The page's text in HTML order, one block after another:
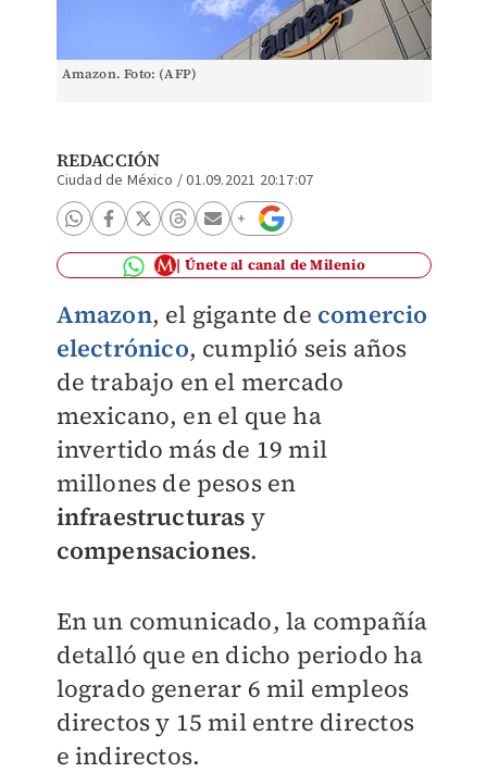
Amazon. Foto: (AFP)
REDACCIÓN
Ciudad de México /01.09.2021 20:17:07
Únete al canal de Milenio
Amazon, el gigante de comercio
electrónico, cumplió seis años
de trabajo en el mercado
mexicano, en el que ha
invertido más de 19 mil
millones de pesos en
infraestructuras y
compensaciones.
En un comunicado, la compañía
detalló que en dicho periodo ha
logrado generar 6 mil empleos
directos y 15 mil entre directos
e indirectos.